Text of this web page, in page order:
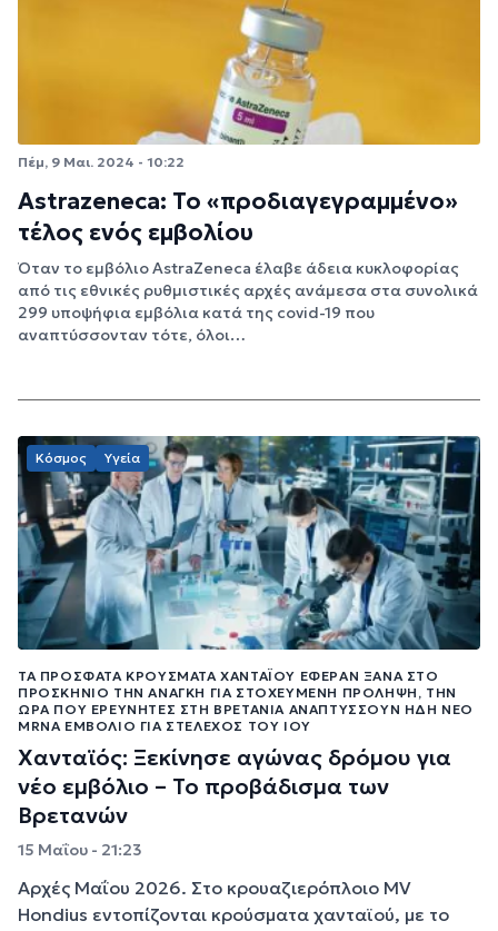
Πέμ, 9 Μαι. 2024 - 10:22
Astrazeneca: Το «προδιαγεγραμμένο»
τέλος ενός εμβολίου
Όταν το εμβόλιο AstraZeneca έλαβε άδεια κυκλοφορίας
από τις εθνικές ρυθμιστικές αρχές ανάμεσα στα συνολικά
299 υποψήφια εμβόλια κατά της covid-19 που
αναπτύσσονταν τότε, όλοι…
Κόσμος Υγεία
ΤΑ ΠΡΌΣΦΑΤΑ ΚΡΟΎΣΜΑΤΑ ΧΑΝΤΑΪΟΎ ΈΦΕΡΑΝ ΞΑΝΆ ΣΤΟ
ΠΡΟΣΚΉΝΙΟ ΤΗΝ ΑΝΆΓΚΗ ΓΙΑ ΣΤΟΧΕΥΜΈΝΗ ΠΡΌΛΗΨΗ, ΤΗΝ
ΏΡΑ ΠΟΥ ΕΡΕΥΝΗΤΈΣ ΣΤΗ ΒΡΕΤΑΝΊΑ ΑΝΑΠΤΎΣΣΟΥΝ ΉΔΗ ΝΈΟ
MRNA ΕΜΒΌΛΙΟ ΓΙΑ ΣΤΈΛΕΧΟΣ ΤΟΥ ΙΟΎ
Χανταϊός: Ξεκίνησε αγώνας δρόμου για
νέο εμβόλιο – Το προβάδισμα των
Βρετανών
15 Μαΐου - 21:23
Αρχές Μαΐου 2026. Στο κρουαζιερόπλοιο MV
Hondius εντοπίζονται κρούσματα χανταϊού, με το